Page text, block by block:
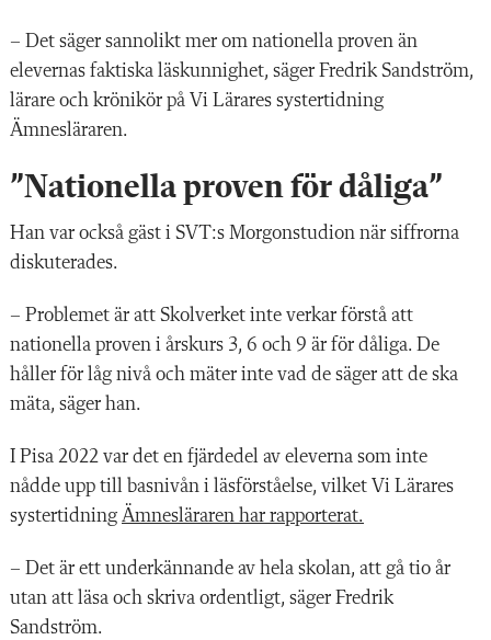
– Det säger sannolikt mer om nationella proven än
elevernas faktiska läskunnighet, säger Fredrik Sandström,
lärare och krönikör på Vi Lärares systertidning
Ämnesläraren.
”Nationella proven för dåliga”
Han var också gäst i SVT:s Morgonstudion när siffrorna
diskuterades.
– Problemet är att Skolverket inte verkar förstå att
nationella proven i årskurs 3, 6 och 9 är för dåliga. De
håller för låg nivå och mäter inte vad de säger att de ska
mäta, säger han.
I Pisa 2022 var det en fjärdedel av eleverna som inte
nådde upp till basnivån i läsförståelse, vilket Vi Lärares
systertidning Ämnesläraren har rapporterat.
– Det är ett underkännande av hela skolan, att gå tio år
utan att läsa och skriva ordentligt, säger Fredrik
Sandström.